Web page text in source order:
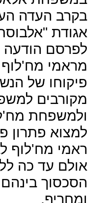
בקרב העדה
אגודת
לפרסם הודעה
מראמי
פיקוחו של
מקורבים
ולמשפחת
למצוא פתרון
ראמי מח'לוף
אולם עד כה
הסכסוך
ומחריף.